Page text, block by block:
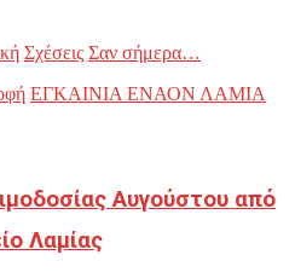
Σχέσεις Σαν σήμερα…
ΕΓΚΑΙΝΙΑ ΕΝΑΟΝ ΛΑΜΙΑ
Αυγούστου από
Λαμίας